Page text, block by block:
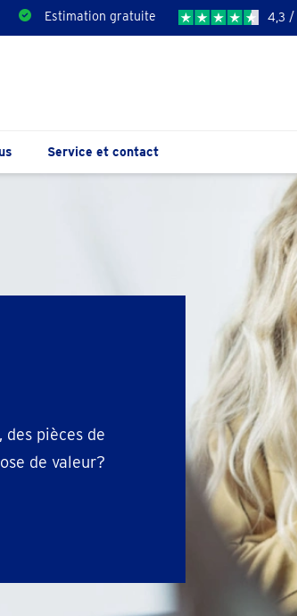
Estimation gratuite 4,3 /
Service et contact
des pièces de
de valeur?